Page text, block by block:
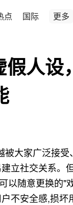
点 国际 更多
人设
被大家广泛接
立社交关系。
以随意更换的"
不安全感,损坏